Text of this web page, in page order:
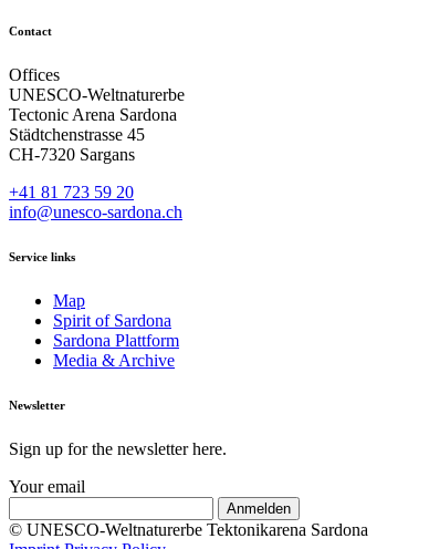
Contact
Offices
UNESCO-Weltnaturerbe
Tectonic Arena Sardona
Städtchenstrasse 45
CH-7320 Sargans
+41 81 723 59 20
info@unesco-sardona.ch
Service links
Map
Spirit of Sardona
Sardona Plattform
Media & Archive
Newsletter
Sign up for the newsletter here.
Your email
© UNESCO-Weltnaturerbe Tektonikarena Sardona